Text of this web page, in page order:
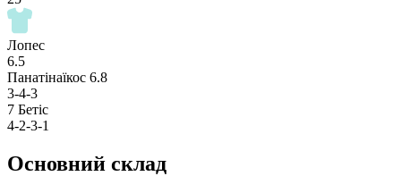
Лопес
6.5
Панатінаїкос 6.8
3-4-3
7 Бетіс
4-2-3-1
Основний склад